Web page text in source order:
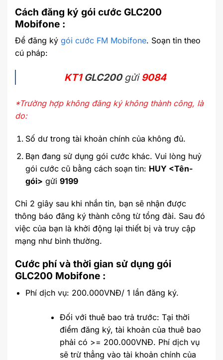
Cách đăng ký gói cước GLC200
Mobifone :
Để đăng ký gói cước FM Mobifone. Soạn tin theo
cú pháp:
KT1GLC200 gửi 9084
*Trường hợp không đăng ký không thành công, là
do:
Số dư trong tài khoản chính của không đủ.
Bạn đang sử dụng gói cước khác. Vui lòng huỷ
gói cước cũ bằng cách soạn tin: HUY <Tên-
gói> gửi 9199
Chỉ 2 giây sau khi nhắn tin, bạn sẽ nhận được
thông báo đăng ký thành công từ tổng đài. Sau đó
việc của bạn là khởi động lại thiết bị và truy cập
mạng như bình thường.
Cước phí và thời gian sử dụng gói
GLC200 Mobifone :
Phí dịch vụ: 200.000VNĐ/ 1 lần đăng ký.
Đối với thuê bao trả trước: Tại thời
điểm đăng ký, tài khoản của thuê bao
phải có >= 200.000VNĐ. Phí dịch vụ
sẽ trừ thẳng vào tài khoản chính của